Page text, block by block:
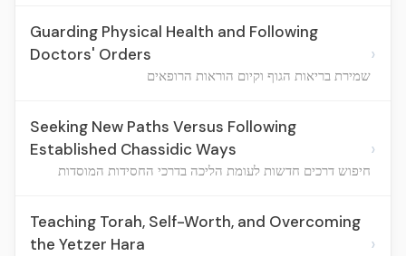
Guarding Physical Health and Following
Doctors' Orders
שמירת בריאות הגוף וקיום הוראות הרופאים
›
Seeking New Paths Versus Following
Established Chassidic Ways
חיפוש דרכים חדשות לעומת הליכה בדרכי החסידות המוסדות
›
Teaching Torah, Self-Worth, and Overcoming
the Yetzer Hara
›